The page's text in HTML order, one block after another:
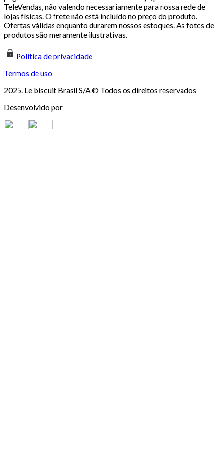
TeleVendas, não valendo necessariamente para nossa rede de
lojas físicas. O frete não está incluído no preço do produto.
Ofertas válidas enquanto durarem nossos estoques. As fotos de
produtos são meramente ilustrativas.
Politica de privacidade
Termos de uso
2025. Le biscuit Brasil S/A © Todos os direitos reservados
Desenvolvido por